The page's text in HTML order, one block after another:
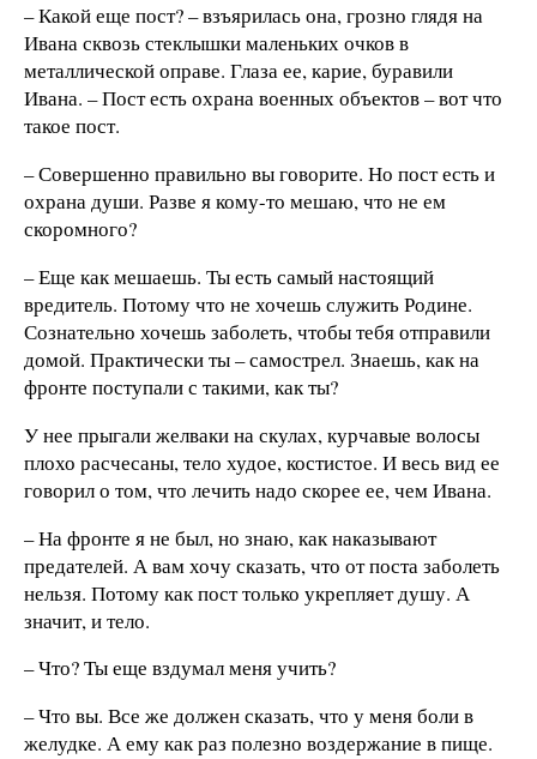
– Какой еще пост? – взъярилась она, грозно глядя на
Ивана сквозь стеклышки маленьких очков в
металлической оправе. Глаза ее, карие, буравили
Ивана. – Пост есть охрана военных объектов – вот что
такое пост.
– Совершенно правильно вы говорите. Но пост есть и
охрана души. Разве я кому-то мешаю, что не ем
скоромного?
– Еще как мешаешь. Ты есть самый настоящий
вредитель. Потому что не хочешь служить Родине.
Сознательно хочешь заболеть, чтобы тебя отправили
домой. Практически ты – самострел. Знаешь, как на
фронте поступали с такими, как ты?
У нее прыгали желваки на скулах, курчавые волосы
плохо расчесаны, тело худое, костистое. И весь вид ее
говорил о том, что лечить надо скорее ее, чем Ивана.
– На фронте я не был, но знаю, как наказывают
предателей. А вам хочу сказать, что от поста заболеть
нельзя. Потому как пост только укрепляет душу. А
значит, и тело.
– Что? Ты еще вздумал меня учить?
– Что вы. Все же должен сказать, что у меня боли в
желудке. А ему как раз полезно воздержание в пище.